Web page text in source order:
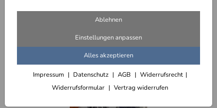
Ablehnen
Einstellungen anpassen
Alles akzeptieren
Impressum Datenschutz AGB
Widerrufsrecht
Widerrufsformular
Vertrag widerrufen